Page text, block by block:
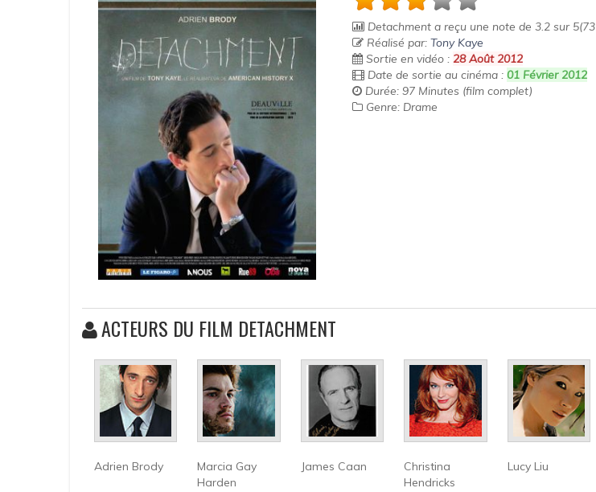
Detachment a reçu une note de3.2 sur 5(73
Réalisé par:Tony Kaye
Sortie en vidéo : 28 Août 2012
Date de sortie au cinéma :01 Février 2012
Durée: 97 Minutes (film complet)
Genre: Drame
ACTEURS DU FILM DETACHMENT
Adrien Brody
Marcia Gay
Harden
James Caan
Christina
Hendricks
Lucy Liu